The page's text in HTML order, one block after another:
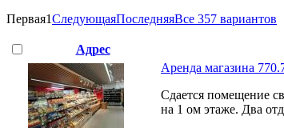
Первая1СледующаяПоследняяВсе 357 вариантов
Адрес
Аренда магазина
Сдается помещение
на 1 ом этаже. Два